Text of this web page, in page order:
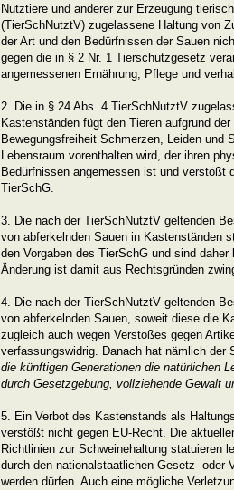
Nutztiere und anderer zur Erzeugung
(TierSchNutztV) zugelassene Haltung von
der Art und den Bedürfnissen der Sauen
gegen die in § 2 Nr. 1 Tierschutzgesetz
angemessenen Ernährung, Pflege und
2. Die in § 24 Abs. 4 TierSchNutztV
Kastenständen fügt den Tieren aufgrund
Bewegungsfreiheit Schmerzen, Leiden und
Lebensraum vorenthalten wird, der ihren
Bedürfnissen angemessen ist und verstößt
TierSchG.
3. Die nach der TierSchNutztV geltenden
von abferkelnden Sauen in Kastenständen
den Vorgaben des TierSchG und sind
Änderung ist damit aus Rechtsgründen
4. Die nach der TierSchNutztV geltenden
von abferkelnden Sauen, soweit diese die
zugleich auch wegen Verstoßes gegen
verfassungswidrig. Danach hat nämlich der
die künftigen Generationen die natürlichen
durch Gesetzgebung, vollziehende Gewalt
5. Ein Verbot des Kastenstands als
verstößt nicht gegen EU-Recht. Die
Richtlinien zur Schweinehaltung statuieren
durch den nationalstaatlichen Gesetz- oder
werden dürfen. Auch eine mögliche